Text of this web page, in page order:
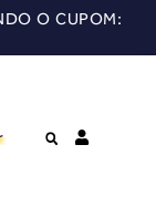
O CUPOM: